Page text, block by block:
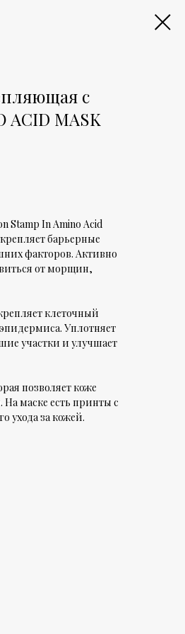
с
ACID MASK
Stamp In Amino Acid
барьерные
факторов. Активно
от морщин,
клеточный
Уплотняет
участки и улучшает
позволяет коже
маске есть принты с
ухода за кожей.